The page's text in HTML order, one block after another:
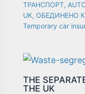
ТРАНСПОРТ,
UK, ОБЕДИНЕНО
Temporary car
THE
THE UK